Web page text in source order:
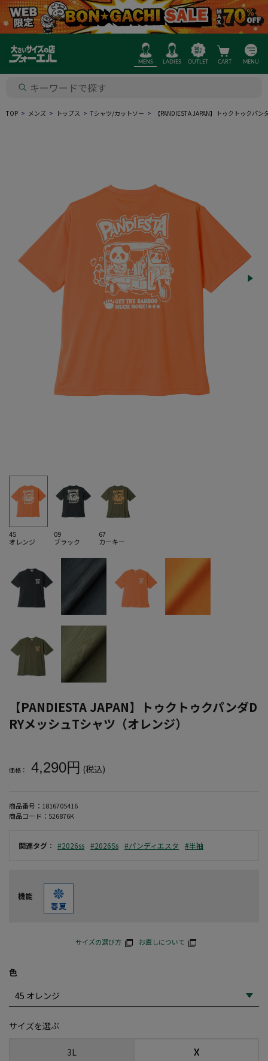
MENS LADIES OUTLET CART MENU
TOP メンズ トップス Tシャツ/カットソー 【PANDIESTA JAPAN】トゥクトゥクパ
45
オレンジ
09
ブラック
67
カーキー
【PANDIESTA JAPAN】トゥクトゥクパンダD
RYメッシュTシャツ（オレンジ）
価格： 4,290円 (税込)
商品番号： 1816705416
商品コード： 526876K
関連タグ ： #2026ss #2026Ss #パンディエスタ #半袖
機能
サイズの選び方 お直しについて
色
サイズを選ぶ
3L ☓